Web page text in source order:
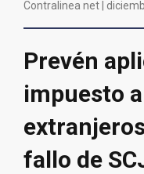
Contralinea net |
Prevén
impuesto
fallo de